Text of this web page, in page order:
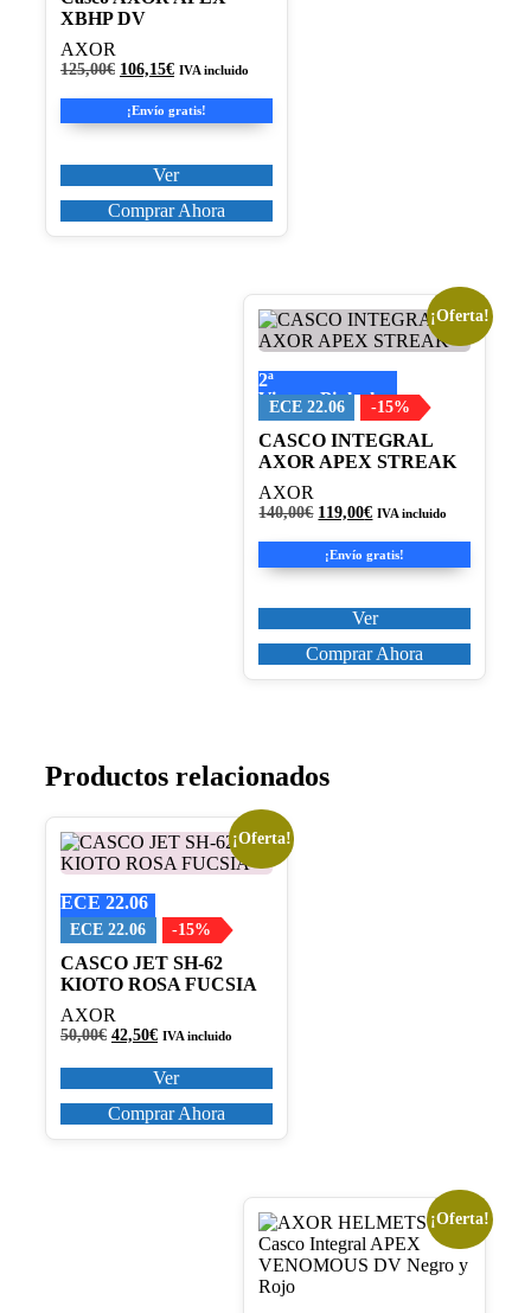
XBHP DV
AXOR
125,00€ El
original
era:
106,15€El
actual
es:
IVA incluido
¡Envío gratis!
Ver
se
pueden
elegir
página
Comprar Ahora
¡Oferta!
2ª
Visera+Pinlock
ECE 22.06 -15%
CASCO INTEGRAL
AXOR APEX STREAK
AXOR
140,00€ El
original
era:
119,00€El
actual
es:
IVA incluido
¡Envío gratis!
Ver
Este
producto
múltiples
variantes.
Las
opciones
se
pueden
elegir
página
Comprar Ahora
Productos relacionados
¡Oferta!
ECE 22.06
ECE 22.06 -15%
CASCO JET SH-62
KIOTO ROSA FUCSIA
AXOR
50,00€ El
original
era:
50,00€.
42,50€El
actual
es:
42,50€.
IVA incluido
Ver
Este
producto
múltiples
variantes.
Las
opciones
se
pueden
elegir
producto
Comprar Ahora
¡Oferta!
Este
producto
tiene
múltiples